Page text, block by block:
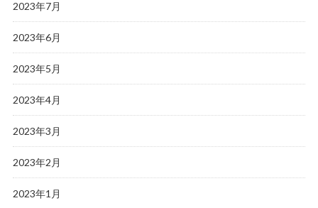
2023年7月
2023年6月
2023年5月
2023年4月
2023年3月
2023年2月
2023年1月